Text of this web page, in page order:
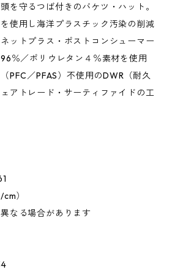
を守るつば付きのバケツ・ハット。
使用し海洋プラスチック汚染の削減
ットプラス・ポストコンシューマー
％／ポリウレタン４％素材を使用
PFC／PFAS）不使用のDWR（耐久
アトレード・サーティファイドの工
）
なる場合があります